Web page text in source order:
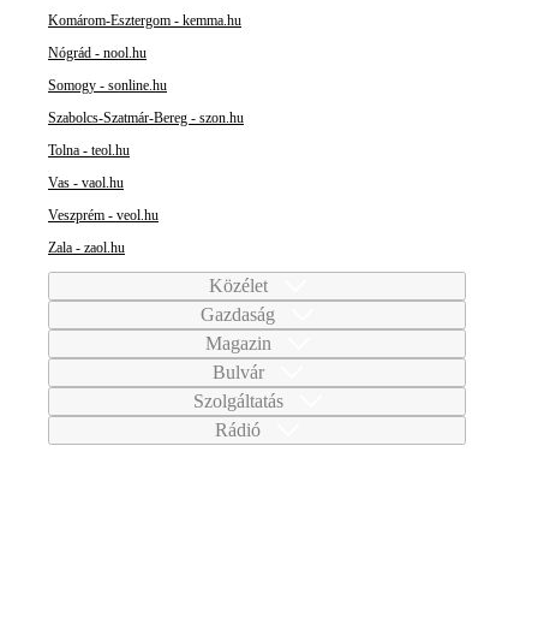
Komárom-Esztergom - kemma.hu
Nógrád - nool.hu
Somogy - sonline.hu
Szabolcs-Szatmár-Bereg - szon.hu
Tolna - teol.hu
Vas - vaol.hu
Veszprém - veol.hu
Zala - zaol.hu
Közélet
Gazdaság
Magazin
Bulvár
Szolgáltatás
Rádió